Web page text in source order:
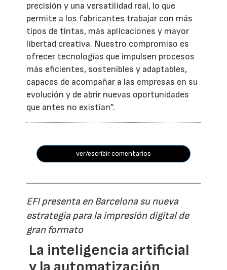
precisión y una versatilidad real, lo que
permite a los fabricantes trabajar con más
tipos de tintas, más aplicaciones y mayor
libertad creativa. Nuestro compromiso es
ofrecer tecnologías que impulsen procesos
más eficientes, sostenibles y adaptables,
capaces de acompañar a las empresas en su
evolución y de abrir nuevas oportunidades
que antes no existían”.
ver/escribir comentarios
EFI presenta en Barcelona su nueva
estrategia para la impresión digital de
gran formato
La inteligencia artificial